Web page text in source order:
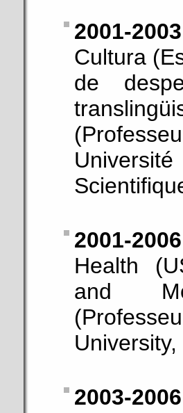
2001-2003
Cultura
de
2001-
Health
and
2003-